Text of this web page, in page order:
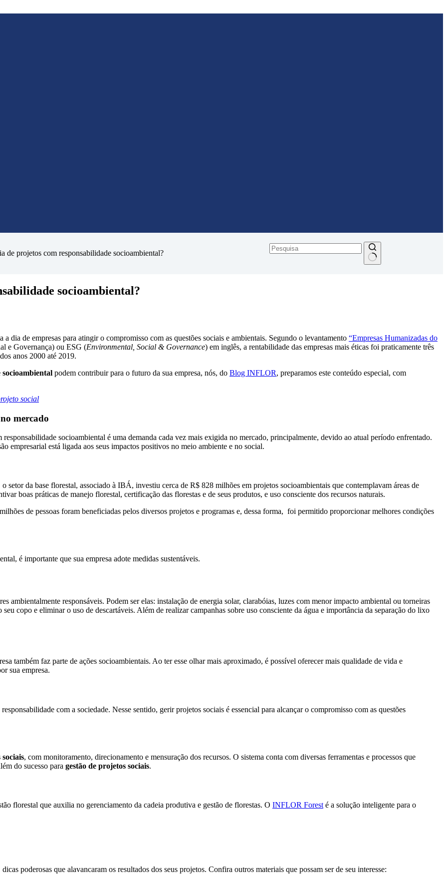
de projetos com responsabilidade socioambiental?
socioambiental?
dia de empresas para atingir o compromisso com as questões sociais e ambientais. Segundo o levantamento “Empresas Humanizadas do
e Governança) ou ESG (Environmental, Social & Governance) em inglês, a rentabilidade das empresas mais éticas foi praticamente três
anos 2000 até 2019.
socioambiental podem contribuir para o futuro da sua empresa, nós, do Blog INFLOR, preparamos este conteúdo especial, com
social
mercado
socioambiental é uma demanda cada vez mais exigida no mercado, principalmente, devido ao atual período enfrentado.
empresarial está ligada aos seus impactos positivos no meio ambiente e no social.
o setor da base florestal, associado à IBÁ, investiu cerca de R$ 828 milhões em projetos socioambientais que contemplavam áreas de
boas práticas de manejo florestal, certificação das florestas e de seus produtos, e uso consciente dos recursos naturais.
de pessoas foram beneficiadas pelos diversos projetos e programas e, dessa forma, foi permitido proporcionar melhores condições
é importante que sua empresa adote medidas sustentáveis.
ambientalmente responsáveis. Podem ser elas: instalação de energia solar, clarabóias, luzes com menor impacto ambiental ou torneiras
copo e eliminar o uso de descartáveis. Além de realizar campanhas sobre uso consciente da água e importância da separação do lixo
também faz parte de ações socioambientais. Ao ter esse olhar mais aproximado, é possível oferecer mais qualidade de vida e
sua empresa.
com a sociedade. Nesse sentido, gerir projetos sociais é essencial para alcançar o compromisso com as questões
, com monitoramento, direcionamento e mensuração dos recursos. O sistema conta com diversas ferramentas e processos que
do sucesso para gestão de projetos sociais.
florestal que auxilia no gerenciamento da cadeia produtiva e gestão de florestas. O INFLOR Forest é a solução inteligente para o
poderosas que alavancaram os resultados dos seus projetos. Confira outros materiais que possam ser de seu interesse: